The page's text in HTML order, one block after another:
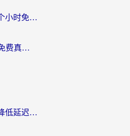
海外党自救指南：用一个小时免费加速器，轻松打破国内资源访问壁垒？
海外党必看：中国VPN免费真的靠谱吗？手把手教你选对回国加速器
国外玩流星蝴蝶剑怎么降低延迟？海外党必看的加速秘籍（含欧洲鸣潮&彩虹岛优化攻略）